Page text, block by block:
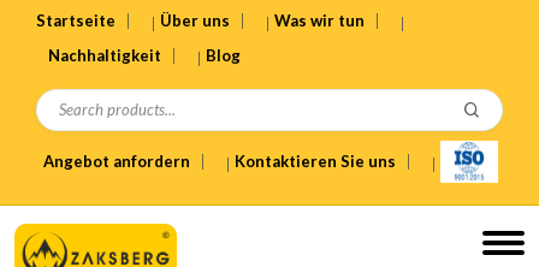
Startseite Über uns
Was wir tun
Nachhaltigkeit
Blog
Angebot anfordern Kontaktieren Sie uns